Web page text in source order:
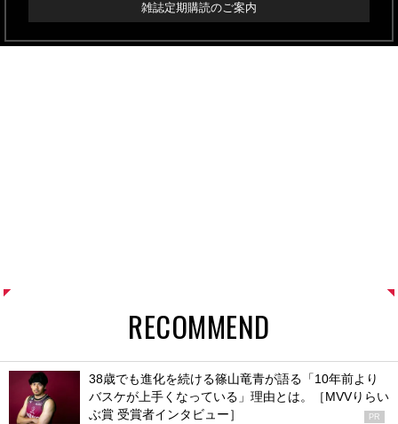
雑誌定期購読のご案内
RECOMMEND
38歳でも進化を続ける篠山竜青が語る「10年前より
バスケが上手くなっている」理由とは。［MVVりらい
ぶ賞 受賞者インタビュー］
PR